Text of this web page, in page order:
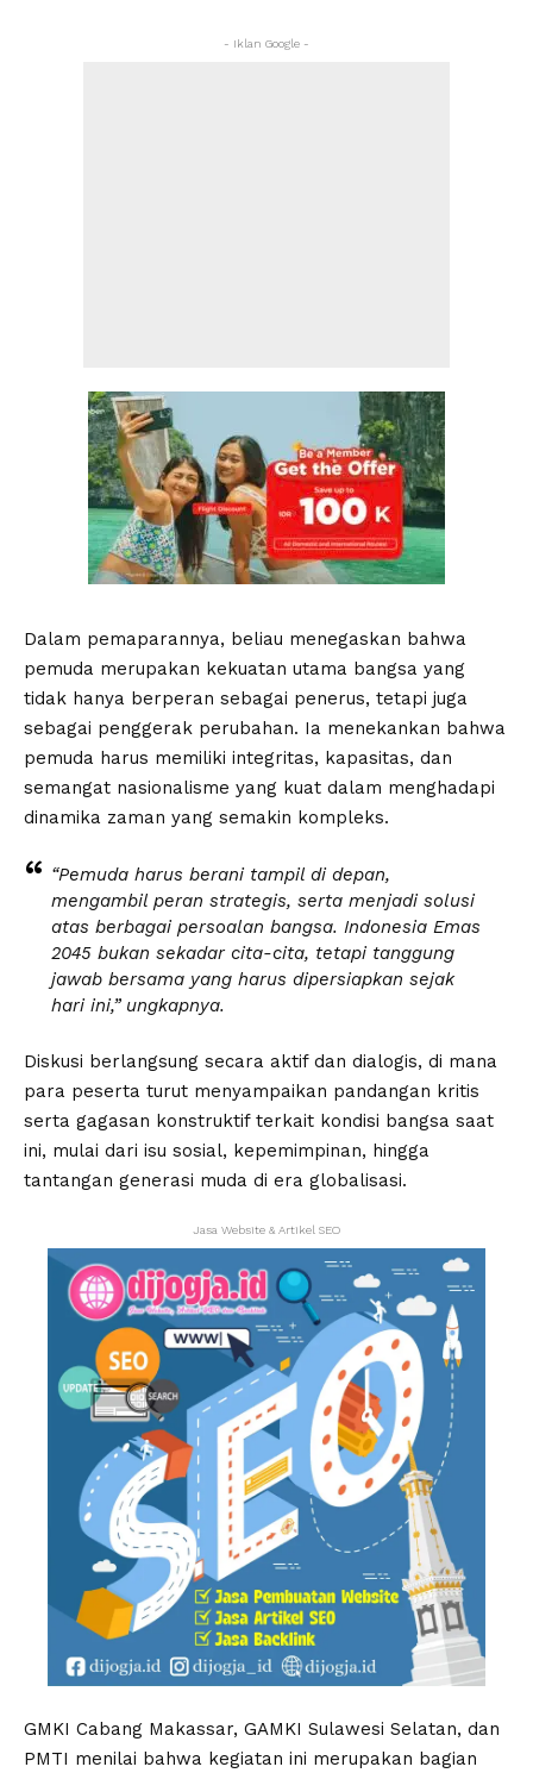
- Iklan Google -
Dalam pemaparannya, beliau menegaskan bahwa
pemuda merupakan kekuatan utama bangsa yang
tidak hanya berperan sebagai penerus, tetapi juga
sebagai penggerak perubahan. Ia menekankan bahwa
pemuda harus memiliki integritas, kapasitas, dan
semangat nasionalisme yang kuat dalam menghadapi
dinamika zaman yang semakin kompleks.
“Pemuda harus berani tampil di depan,
mengambil peran strategis, serta menjadi solusi
atas berbagai persoalan bangsa. Indonesia Emas
2045 bukan sekadar cita-cita, tetapi tanggung
jawab bersama yang harus dipersiapkan sejak
hari ini,” ungkapnya.
Diskusi berlangsung secara aktif dan dialogis, di mana
para peserta turut menyampaikan pandangan kritis
serta gagasan konstruktif terkait kondisi bangsa saat
ini, mulai dari isu sosial, kepemimpinan, hingga
tantangan generasi muda di era globalisasi.
Jasa Website & Artikel SEO
GMKI Cabang Makassar, GAMKI Sulawesi Selatan, dan
PMTI menilai bahwa kegiatan ini merupakan bagian